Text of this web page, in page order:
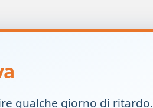
qualche giorno di ritardo.